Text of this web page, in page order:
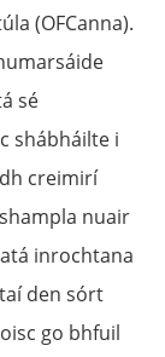
(OFCanna).
sé
shábháilte i
creimirí
nuair
inrochtana
den sórt
go bhfuil